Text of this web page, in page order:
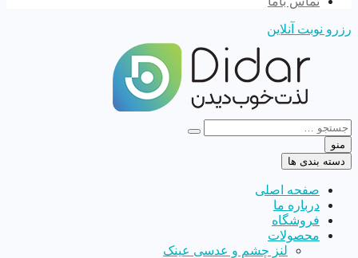
رزرو نوبت آنلاین
منو
دسته بندی ها
صفحه اصلی
درباره ما
فروشگاه
محصولات
لنز چشم و عدسی عینک